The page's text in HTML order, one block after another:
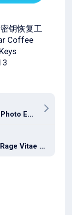
钥恢复工
Coffee
佐糖-AI照片处理工具 PicWish AI Photo Editor v1.8.1 专业版
适合初学者使用的绘画工具 ArtRage Vitae 7.1.5 Win/macOS